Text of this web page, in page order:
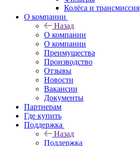
Колёса и трансмиссия
О компании
Назад
О компании
О компании
Преимущества
Производство
Отзывы
Новости
Вакансии
Документы
Партнерам
Где купить
Поддержка
Назад
Поддержка